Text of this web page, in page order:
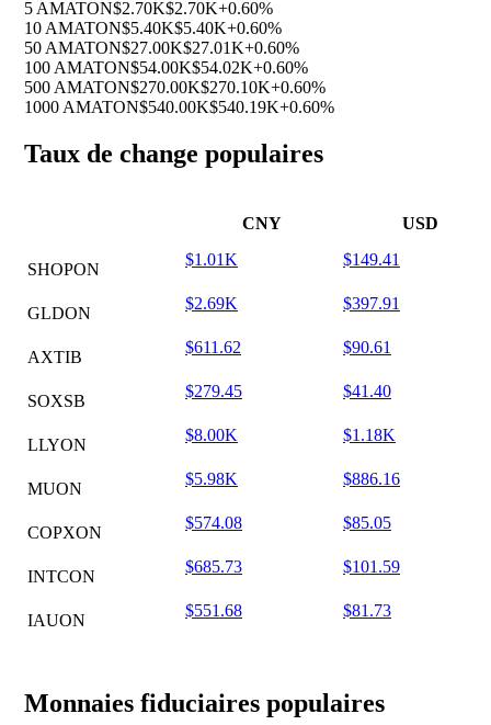
5 AMATON$2.70K$2.70K+0.60%
10 AMATON$5.40K$5.40K+0.60%
50 AMATON$27.00K$27.01K+0.60%
100 AMATON$54.00K$54.02K+0.60%
500 AMATON$270.00K$270.10K+0.60%
1000 AMATON$540.00K$540.19K+0.60%
Taux de change populaires
CNY USD
SHOPON
$1.01K $149.41
GLDON
$2.69K $397.91
AXTIB
$611.62 $90.61
SOXSB
$279.45 $41.40
LLYON
$8.00K $1.18K
MUON
$5.98K $886.16
COPXON
$574.08 $85.05
INTCON
$685.73 $101.59
IAUON
$551.68 $81.73
Monnaies fiduciaires populaires